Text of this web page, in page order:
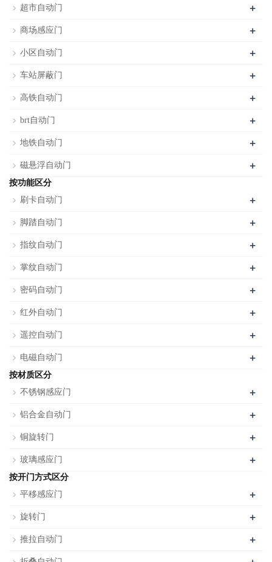
超市自动门 +
商场感应门 +
小区自动门 +
车站屏蔽门 +
高铁自动门 +
brt自动门 +
地铁自动门 +
磁悬浮自动门 +
按功能区分
刷卡自动门
+
脚踏自动门 +
指纹自动门 +
掌纹自动门 +
密码自动门 +
红外自动门 +
遥控自动门 +
电磁自动门 +
按材质区分
不锈钢感应门
+
铝合金自动门 +
铜旋转门 +
玻璃感应门 +
按开门方式区分
平移感应门
+
旋转门 +
推拉自动门 +